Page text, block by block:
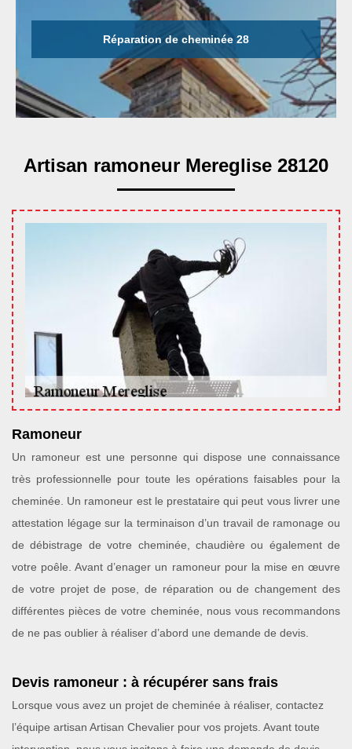
Réparation de cheminée 28
Artisan ramoneur Mereglise 28120
Ramoneur
Un ramoneur est une personne qui dispose une connaissance
très professionnelle pour toute les opérations faisables pour la
cheminée. Un ramoneur est le prestataire qui peut vous livrer une
attestation légage sur la terminaison d’un travail de ramonage ou
de débistrage de votre cheminée, chaudière ou également de
votre poêle. Avant d’enager un ramoneur pour la mise en œuvre
de votre projet de pose, de réparation ou de changement des
différentes pièces de votre cheminée, nous vous recommandons
de ne pas oublier à réaliser d’abord une demande de devis.
Devis ramoneur : à récupérer sans frais
Lorsque vous avez un projet de cheminée à réaliser, contactez
l’équipe artisan Artisan Chevalier pour vos projets. Avant toute